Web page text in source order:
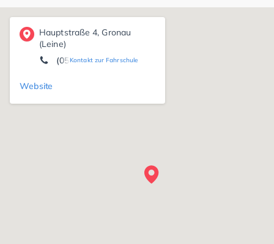
Hauptstraße 4, Gronau
(Leine)
Kontakt zur Fahrschule
(05182) 5 19 88
Website